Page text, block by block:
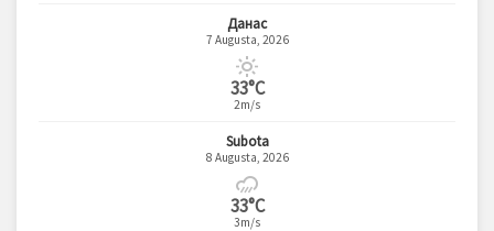
Данас
7 Augusta, 2026
33°C
2m/s
Subota
8 Augusta, 2026
33°C
3m/s